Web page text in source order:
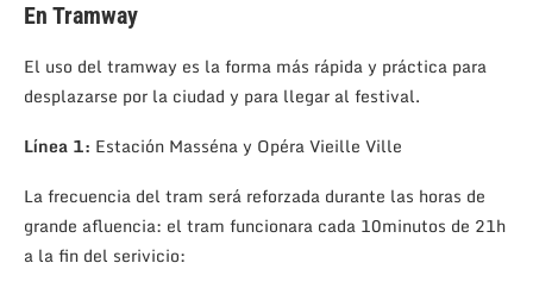
En Tramway
El uso del tramway es la forma más rápida y práctica para
desplazarse por la ciudad y para llegar al festival.
Línea 1: Estación Masséna y Opéra Vieille Ville
La frecuencia del tram será reforzada durante las horas de
grande afluencia: el tram funcionara cada 10minutos de 21h
a la fin del serivicio: